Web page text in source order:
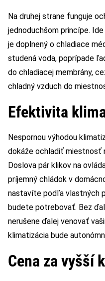
Na druhej strane funguje
jednoduchšom princípe.
je doplnený o chladiace
studená voda, poprípade
do chladiacej membrány,
chladný vzduch do
Efektivita
Nespornou výhodou
dokáže ochladiť miestnosť
Doslova pár klikov na
príjemný chládok v
nastavíte podľa vlastných
budete potrebovať. Bez
nerušene ďalej venovať
klimatizácia bude
Cena za vyšší